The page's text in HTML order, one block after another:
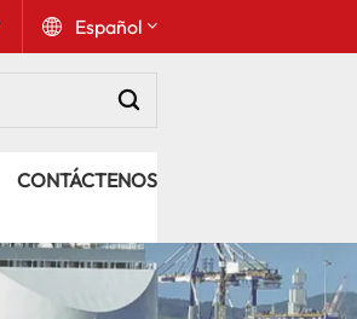
Español
Русский
Español
Português
CONTÁCTENOS